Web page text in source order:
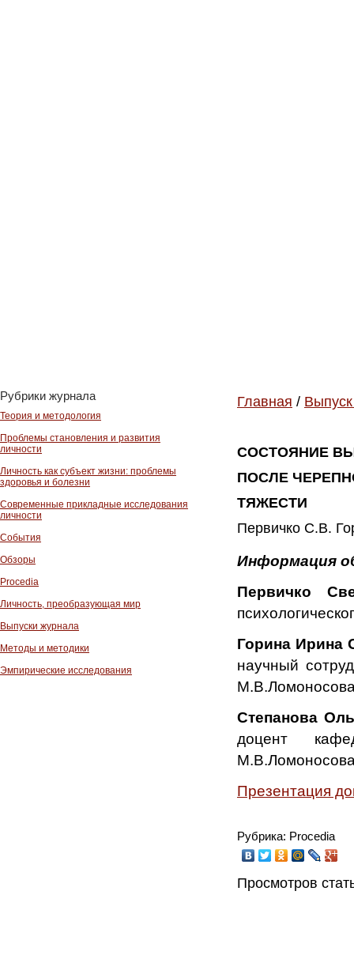
Рубрики журнала
Теория и методология
Проблемы становления и развития
личности
Личность как субъект жизни: проблемы
здоровья и болезни
Современные прикладные исследования
личности
События
Обзоры
Procedia
Личность, преобразующая мир
Выпуски журнала
Методы и методики
Эмпирические исследования
Главная /
СОСТОЯНИЕ
ПОСЛЕ
ТЯЖЕСТИ
Первичко С.В.
Информация
Первичко
Горина Ирина
научный
Степанова
доцент
Презентация
Рубрика: Procedia
Просмотров